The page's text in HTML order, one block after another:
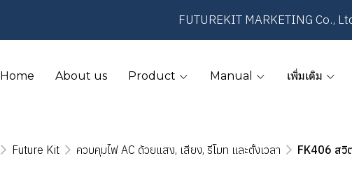
FUTUREKIT MARKETING Co.,
Home About us Product Manual เพิ่มเติม
Future Kit ควบคุมไฟ AC ด้วยแสง, เสียง, รีโมท และตั้งเวลา FK406 สวิ